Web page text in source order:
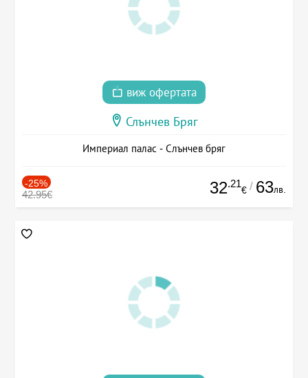
виж офертата
Слънчев Бряг
Империал палас - Слънчев бряг
-25%
42.95€ 32.21
€ / 63лв.